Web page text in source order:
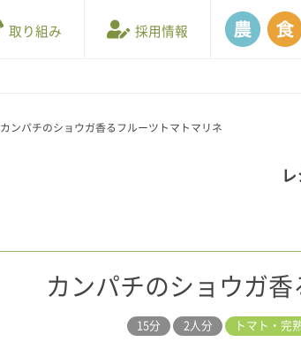
取り組み 採用情報
カンパチのショウガ香るフルーツトマトマリネ
カンパチのショウガ
15分 2人分 トマト・完